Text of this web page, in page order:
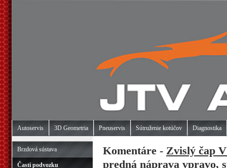
Autoservis 3D Geometria Pneuservis Sútruženie kotúčov Diagnostika
Brzdová sústava
Časti podvozku
Komentáre - Zvislý čap
predná náprava vpravo,